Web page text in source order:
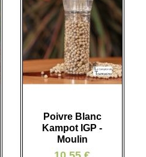
Poivre Blanc
Kampot IGP -
Moulin